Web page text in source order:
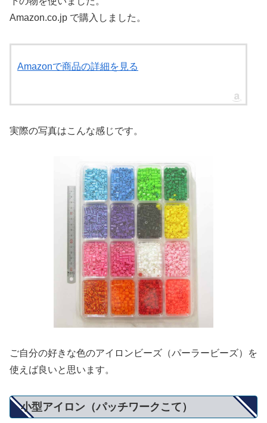
Amazon.co.jp で購入しました。
Amazonで商品の詳細を見る
実際の写真はこんな感じです。
ご自分の好きな色のアイロンビーズ（パーラービーズ）を
使えば良いと思います。
小型アイロン（パッチワークこて）